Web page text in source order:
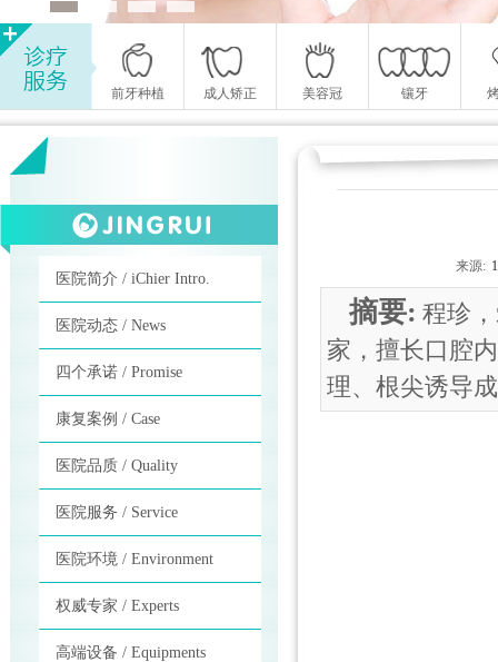
前牙种植 成人矫正 美容冠 镶牙
医院简介 / iChier Intro.
医院动态 / News
四个承诺 / Promise
康复案例 / Case
医院品质 / Quality
医院服务 / Service
医院环境 / Environment
权威专家 / Experts
高端设备 / Equipments
来源:
摘要: 程珍
家，擅长口腔
理、根尖诱导